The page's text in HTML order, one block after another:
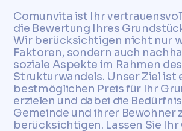
Comunvita ist Ihr
die Bewertung Ihres
Wir berücksichtigen nicht nur
Faktoren, sondern auch
soziale Aspekte im Rahmen des
Strukturwandels. Unser Ziel ist
bestmöglichen Preis für Ihr
erzielen und dabei die
Gemeinde und ihrer Bewohner
berücksichtigen. Lassen Sie